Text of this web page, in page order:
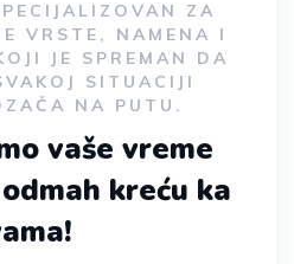
ZA
VRSTE, NAMENA I
JE SPREMAN DA
SITUACIJI
NA PUTU.
vaše vreme
kreću ka